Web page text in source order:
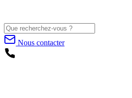
Nous contacter